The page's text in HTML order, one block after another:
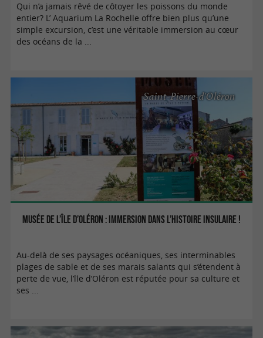
Qui n’a jamais rêvé de côtoyer les poissons du monde
entier? L’ Aquarium La Rochelle offre bien plus qu’une
simple excursion, c’est une véritable immersion au cœur
des océans de la ...
Musée de l’île d’Oléron : immersion dans l’histoire insulaire !
Saint-Pierre-d'Oléron
Au-delà de ses paysages océaniques, ses interminables
plages de sable et de ses marais salants qui s’étendent à
perte de vue, l’île d’Oléron est réputée pour sa culture et
ses ...